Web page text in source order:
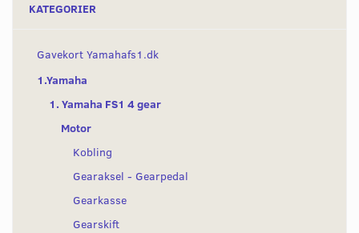
KATEGORIER
Gavekort Yamahafs1.dk
1.Yamaha
1. Yamaha FS1 4 gear
Motor
Kobling
Gearaksel - Gearpedal
Gearkasse
Gearskift